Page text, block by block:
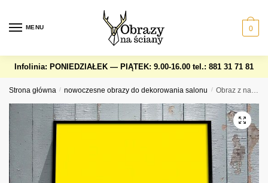
navigation
content
MENU 0
Infolinia: PONIEDZIAŁEK — PIĄTEK: 9.00-16.00 tel.: 881 31 71 81
Strona główna / nowoczesne obrazy do dekorowania salonu / Obraz z napisem – good morning sunshine